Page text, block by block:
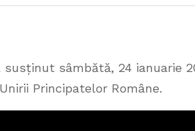
susținut sâmbătă, 24 ianuarie
Principatelor Române.